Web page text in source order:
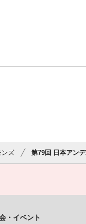
ンズ 第79回 日本アン
・イベント